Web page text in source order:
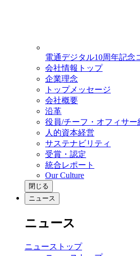
電通デジタル10周年記念
会社情報トップ
企業理念
トップメッセージ
会社概要
沿革
役員/チーフ・オフィサー
人的資本経営
サステナビリティ
受賞・認定
統合レポート
Our Culture
閉じる
ニュース
ニュース
ニューストップ